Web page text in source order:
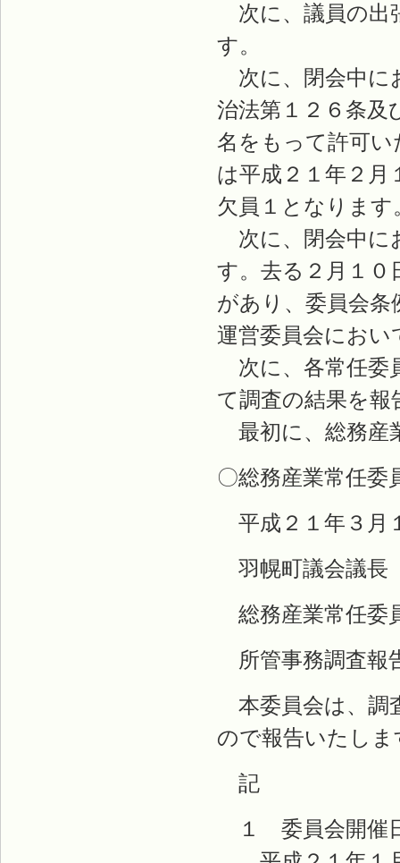
次に、議員の出
す。
次に、閉会中に
治法第１２６条及
名をもって許可
は平成２１年２月
欠員１となります
次に、閉会中に
す。去る２月１０
があり、委員会条
運営委員会にお
次に、各常任委
て調査の結果を報
最初に、総務産
〇総務産業常任
平成２１年３月
羽幌町議会議
総務産業常任
所管事務調査報
本委員会は、調
ので報告いたしま
記
１ 委員会開催